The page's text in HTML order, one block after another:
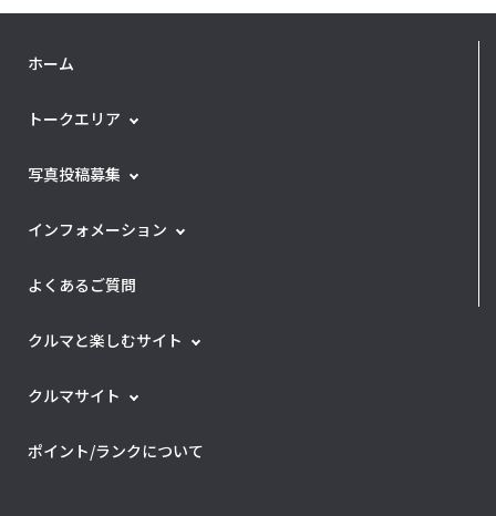
ホーム
トークエリア
写真投稿募集
インフォメーション
よくあるご質問
クルマと楽しむサイト
クルマサイト
ポイント/ランクについて